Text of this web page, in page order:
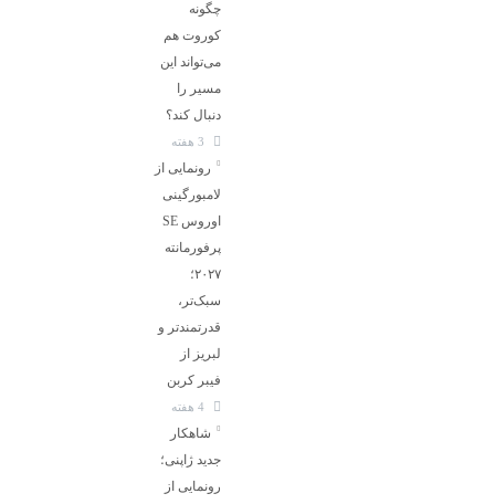
چگونه
کوروت هم
می‌تواند این
مسیر را
دنبال کند؟
رونمایی از
لامبورگینی
اوروس SE
پرفورمانته
۲۰۲۷؛
سبک‌تر،
قدرتمندتر و
لبریز از
فیبر کربن
شاهکار
جدید ژاپنی؛
رونمایی از